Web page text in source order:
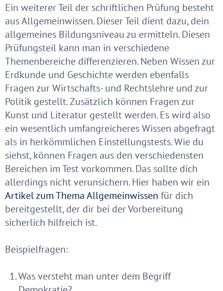
Ein weiterer Teil der schriftlichen Prüfung besteht
aus Allgemeinwissen. Dieser Teil dient dazu, dein
allgemeines Bildungsniveau zu ermitteln. Diesen
Prüfungsteil kann man in verschiedene
Themenbereiche differenzieren. Neben Wissen zur
Erdkunde und Geschichte werden ebenfalls
Fragen zur Wirtschafts- und Rechtslehre und zur
Politik gestellt. Zusätzlich können Fragen zur
Kunst und Literatur gestellt werden. Es wird also
ein wesentlich umfangreicheres Wissen abgefragt
als in herkömmlichen Einstellungstests. Wie du
siehst, können Fragen aus den verschiedensten
Bereichen im Test vorkommen. Das sollte dich
allerdings nicht verunsichern. Hier haben wir ein
Artikel zum Thema Allgemeinwissen für dich
bereitgestellt, der dir bei der Vorbereitung
sicherlich hilfreich ist.
Beispielfragen:
Was versteht man unter dem Begriff